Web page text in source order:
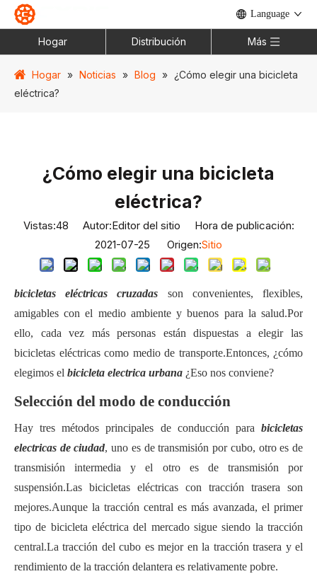
Language
Hogar Distribución Más
Hogar » Noticias » Blog » ¿Cómo elegir una bicicleta
eléctrica?
¿Cómo elegir una bicicleta
eléctrica?
Vistas:48 Autor:Editor del sitio Hora de publicación:
2021-07-25 Origen:Sitio
bicicletas eléctricas cruzadas son convenientes, flexibles,
amigables con el medio ambiente y buenos para la salud.Por
ello, cada vez más personas están dispuestas a elegir las
bicicletas eléctricas como medio de transporte.Entonces, ¿cómo
elegimos el bicicleta electrica urbana ¿Eso nos conviene?
Selección del modo de conducción
Hay tres métodos principales de conducción para bicicletas
electricas de ciudad, uno es de transmisión por cubo, otro es de
transmisión intermedia y el otro es de transmisión por
suspensión.Las bicicletas eléctricas con tracción trasera son
mejores.Aunque la tracción central es más avanzada, el primer
tipo de bicicleta eléctrica del mercado sigue siendo la tracción
central.La tracción del cubo es mejor en la tracción trasera y el
rendimiento de la tracción delantera es relativamente pobre.